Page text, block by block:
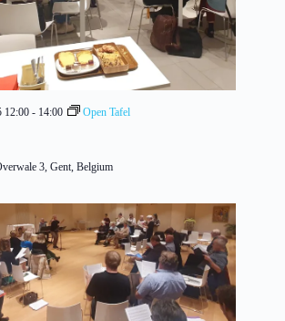
12:00 - 14:00 Open Tafel
3, Gent, Belgium